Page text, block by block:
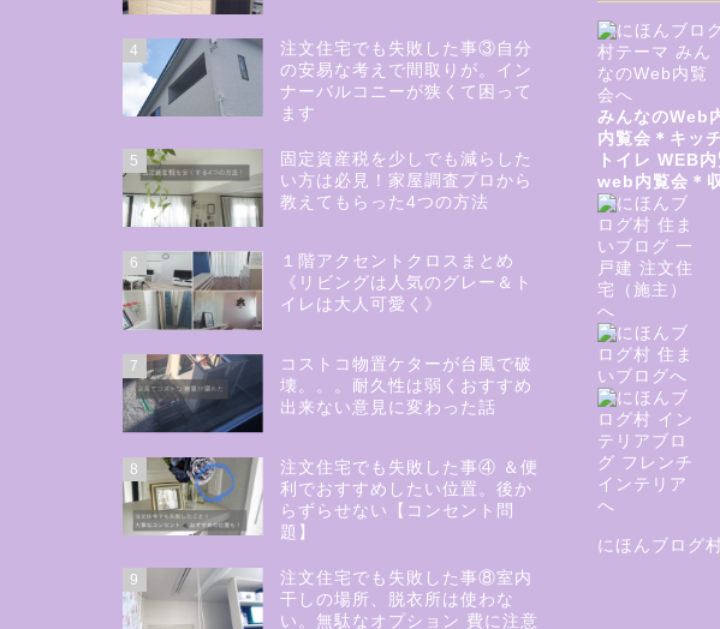
4
注文住宅でも失敗した事③自分
の安易な考えで間取りが。イン
ナーバルコニーが狭くて困って
ます
5
固定資産税を少しでも減らした
い方は必見！家屋調査プロから
教えてもらった4つの方法
6
１階アクセントクロスまとめ
《リビングは人気のグレー＆ト
イレは大人可愛く》
7
コストコ物置ケターが台風で破
壊。。。耐久性は弱くおすすめ
出来ない意見に変わった話
8
注文住宅でも失敗した事④ ＆便
利でおすすめしたい位置。後か
らずらせない【コンセント問
題】
9
注文住宅でも失敗した事⑧室内
干しの場所、脱衣所は使わな
い。無駄なオプション 費に注意
みんなのWeb
内覧会＊キッ
トイレ WEB
web内覧会＊
にほんブログ村